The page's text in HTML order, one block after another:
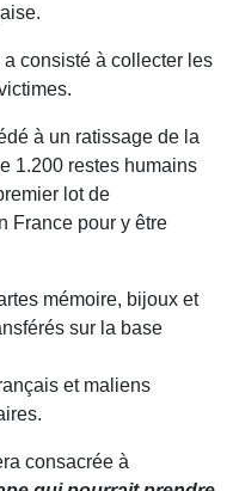
consisté à collecter les
à un ratissage de la
1.200 restes humains
lot de
France pour y être
mémoire, bijoux et
sur la base
et maliens
consacrée à